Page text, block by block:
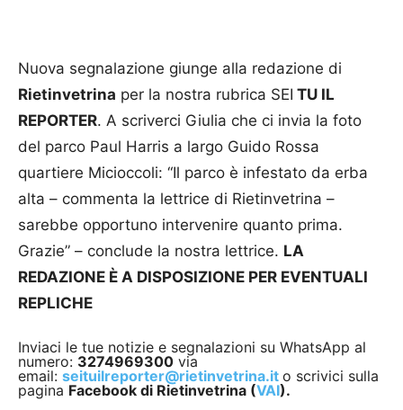
Nuova segnalazione giunge alla redazione di
Rietinvetrina per la nostra rubrica SEI TU IL
REPORTER. A scriverci Giulia che ci invia la foto
del parco Paul Harris a largo Guido Rossa
quartiere Micioccoli: “Il parco è infestato da erba
alta – commenta la lettrice di Rietinvetrina –
sarebbe opportuno intervenire quanto prima.
Grazie” – conclude la nostra lettrice. LA
REDAZIONE È A DISPOSIZIONE PER EVENTUALI
REPLICHE
Inviaci le tue notizie e segnalazioni su WhatsApp al
numero: 3274969300 via
email: seituilreporter@rietinvetrina.it o scrivici sulla
pagina Facebook di Rietinvetrina (VAI).